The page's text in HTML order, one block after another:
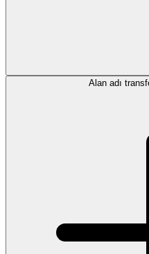
Alan adı